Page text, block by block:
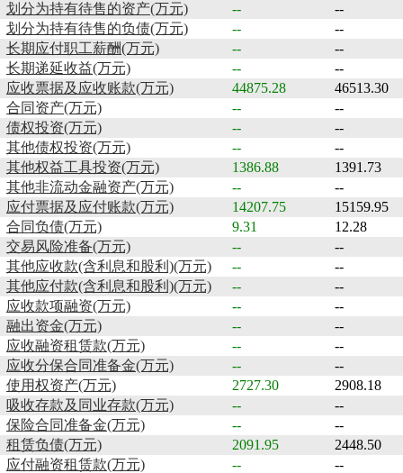
划分为持有待售的资产(万元)
--
--
划分为持有待售的负债(万元)
--
--
长期应付职工薪酬(万元)
--
--
长期递延收益(万元)
--
--
应收票据及应收账款(万元)
44875.28
46513.30
合同资产(万元)
--
--
债权投资(万元)
--
--
其他债权投资(万元)
--
--
其他权益工具投资(万元)
1386.88
1391.73
其他非流动金融资产(万元)
--
--
应付票据及应付账款(万元)
14207.75
15159.95
合同负债(万元)
9.31
12.28
交易风险准备(万元)
--
--
其他应收款(含利息和股利)(万元)
--
--
其他应付款(含利息和股利)(万元)
--
--
应收款项融资(万元)
--
--
融出资金(万元)
--
--
应收融资租赁款(万元)
--
--
应收分保合同准备金(万元)
--
--
使用权资产(万元)
2727.30
2908.18
吸收存款及同业存款(万元)
--
--
保险合同准备金(万元)
--
--
租赁负债(万元)
2091.95
2448.50
应付融资租赁款(万元)
--
--